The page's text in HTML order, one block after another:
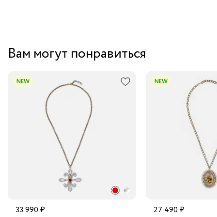
Вам могут понравиться
NEW
33 990 ₽
NEW
27 490 ₽